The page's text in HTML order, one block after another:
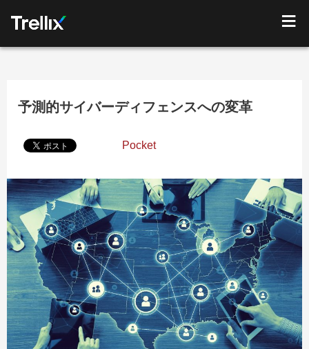
予測的サイバーディフェンスへの変革
Pocket